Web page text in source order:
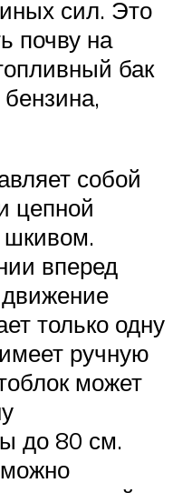
сил. Это
почву на
бак
собой
цепной
шкивом.
вперед
только одну
ручную
может
до 80 см.